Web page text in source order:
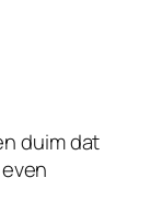
duim dat